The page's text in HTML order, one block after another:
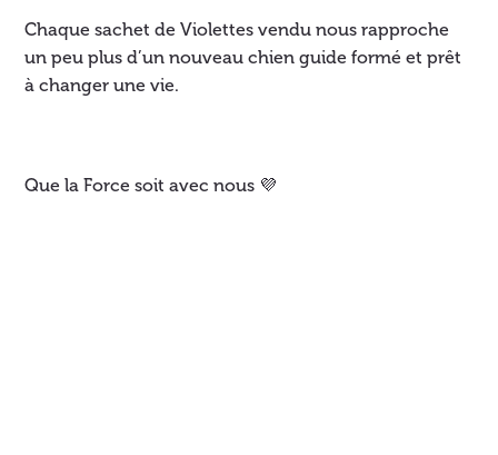
Chaque sachet de Violettes vendu nous rapproche
un peu plus d’un nouveau chien guide formé et prêt
à changer une vie.
Que la Force soit avec nous 💜